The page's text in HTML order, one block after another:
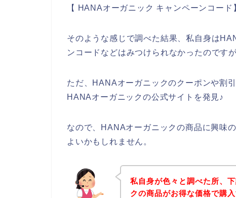
【 HANAオーガニック キャンペーンコー
そのような感じで調べた結果、私自身は
ンコードなどはみつけられなかったのですが
ただ、HANAオーガニックのクーポンや割
HANAオーガニックの公式サイトを発見♪
なので、HANAオーガニックの商品に興味
よいかもしれません。
私自身が色々と調べた所、
クの商品がお得な価格で購